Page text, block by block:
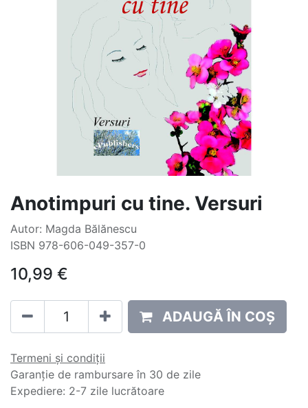
Anotimpuri cu tine. Versuri
Autor: Magda Bălănescu
ISBN 978-606-049-357-0
10,99 €
ADAUGĂ ÎN COȘ
Termeni și condiții
Garanție de rambursare în 30 de zile
Expediere: 2-7 zile lucrătoare